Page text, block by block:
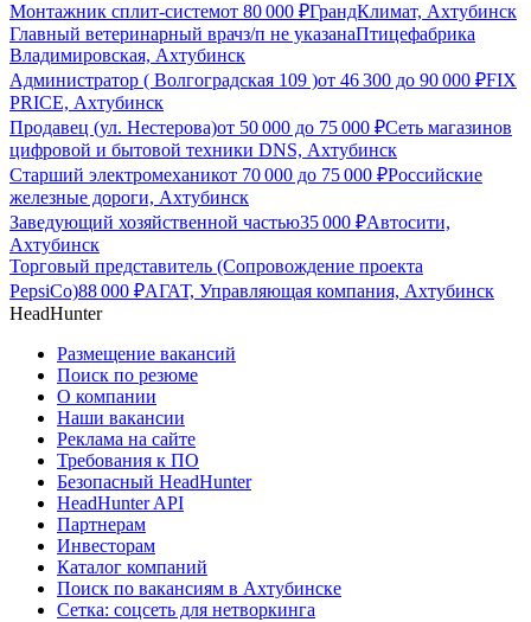
Монтажник сплит-системот 80 000 ₽ГрандКлимат, Ахтубинск
Главный ветеринарный врачз/п не указанаПтицефабрика
Владимировская, Ахтубинск
Администратор ( Волгоградская 109 )от 46 300 до 90 000 ₽FIX
PRICE, Ахтубинск
Продавец (ул. Нестерова)от 50 000 до 75 000 ₽Сеть магазинов
цифровой и бытовой техники DNS, Ахтубинск
Старший электромеханикот 70 000 до 75 000 ₽Российские
железные дороги, Ахтубинск
Заведующий хозяйственной частью35 000 ₽Автосити,
Ахтубинск
Торговый представитель (Сопровождение проекта
PepsiCo)88 000 ₽АГАТ, Управляющая компания, Ахтубинск
HeadHunter
Размещение вакансий
Поиск по резюме
О компании
Наши вакансии
Реклама на сайте
Требования к ПО
Безопасный HeadHunter
HeadHunter API
Партнерам
Инвесторам
Каталог компаний
Поиск по вакансиям в Ахтубинске
Сетка: соцсеть для нетворкинга